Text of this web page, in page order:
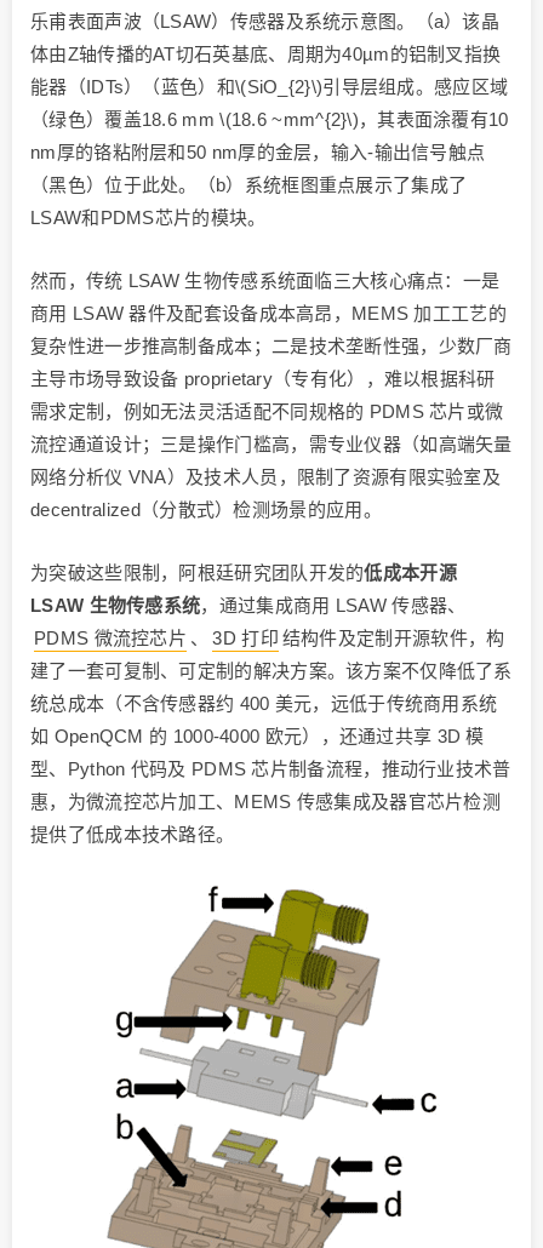
乐甫表面声波（LSAW）传感器及系统示意图。（a）该晶
体由Z轴传播的AT切石英基底、周期为40µm的铝制叉指换
能器（IDTs）（蓝色）和\(SiO_{2}\)引导层组成。感应区域
（绿色）覆盖18.6 mm \(18.6 ~mm^{2}\)，其表面涂覆有10
nm厚的铬粘附层和50 nm厚的金层，输入-输出信号触点
（黑色）位于此处。（b）系统框图重点展示了集成了
LSAW和PDMS芯片的模块。
然而，传统 LSAW 生物传感系统面临三大核心痛点：一是
商用 LSAW 器件及配套设备成本高昂，MEMS 加工工艺的
复杂性进一步推高制备成本；二是技术垄断性强，少数厂商
主导市场导致设备 proprietary（专有化），难以根据科研
需求定制，例如无法灵活适配不同规格的 PDMS 芯片或微
流控通道设计；三是操作门槛高，需专业仪器（如高端矢量
网络分析仪 VNA）及技术人员，限制了资源有限实验室及
decentralized（分散式）检测场景的应用。
为突破这些限制，阿根廷研究团队开发的低成本开源
LSAW 生物传感系统，通过集成商用 LSAW 传感器、
PDMS 微流控芯片 、 3D 打印 结构件及定制开源软件，构
建了一套可复制、可定制的解决方案。该方案不仅降低了系
统总成本（不含传感器约 400 美元，远低于传统商用系统
如 OpenQCM 的 1000-4000 欧元），还通过共享 3D 模
型、Python 代码及 PDMS 芯片制备流程，推动行业技术普
惠，为微流控芯片加工、MEMS 传感集成及器官芯片检测
提供了低成本技术路径。